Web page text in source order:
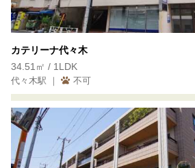
カテリーナ代々木
34.51㎡ / 1LDK
代々木駅 ｜ 不可